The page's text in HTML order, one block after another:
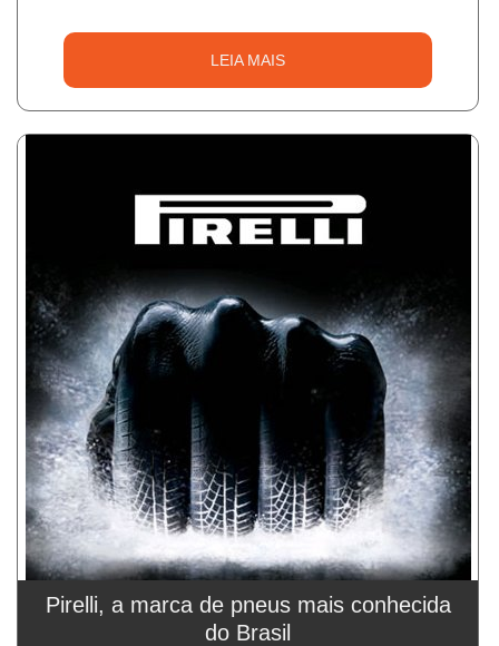
LEIA MAIS
Pirelli, a marca de pneus mais conhecida
do Brasil